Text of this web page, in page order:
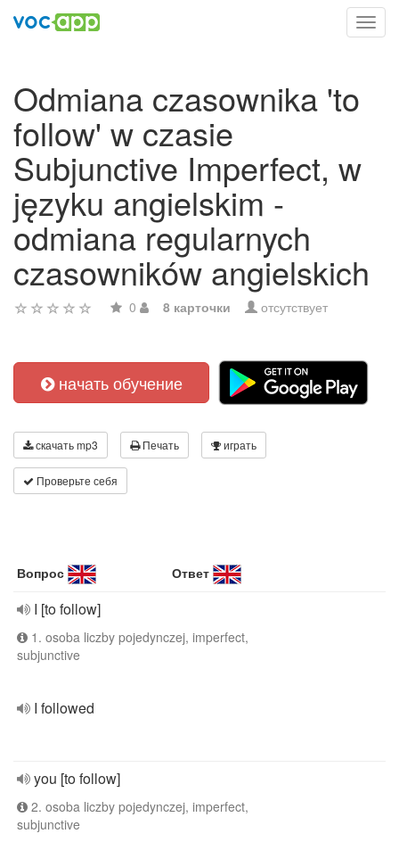
Odmiana czasownika 'to
follow' w czasie
Subjunctive Imperfect, w
języku angielskim -
odmiana regularnych
czasowników angielskich
0 8 карточки отсутствует
начать обучение
скачать mp3 Печать играть
Проверьте себя
Вопрос Ответ
I [to follow]
1. osoba liczby pojedynczej, imperfect,
subjunctive
I followed
you [to follow]
2. osoba liczby pojedynczej, imperfect,
subjunctive